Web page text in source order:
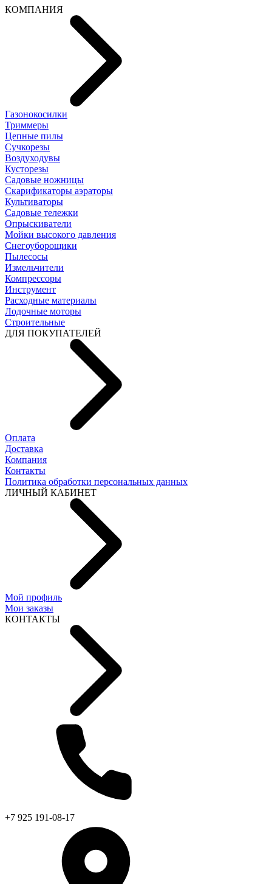
КОМПАНИЯ
Газонокосилки
Триммеры
Цепные пилы
Cучкорезы
Воздуходувы
Кусторезы
Садовые ножницы
Скарификаторы аэраторы
Культиваторы
Садовые тележки
Опрыскиватели
Мойки высокого давления
Снегоуборощики
Пылесосы
Измельчители
Компрессоры
Инструмент
Расходные материалы
Лодочные моторы
Строительные
ДЛЯ ПОКУПАТЕЛЕЙ
Оплата
Доставка
Компания
Контакты
Политика обработки персональных данных
ЛИЧНЫЙ КАБИНЕТ
Мой профиль
Мои заказы
КОНТАКТЫ
+7 925 191-08-17